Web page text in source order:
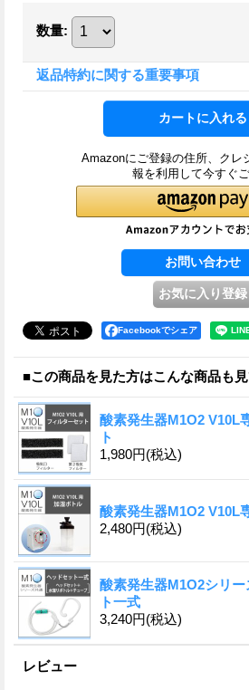
数量:
返品特約に関する重要事項
Amazonにご登録の住所、クレ
報を利用して今すぐ
Facebookでシェア
■この商品を見た方はこんな商品も
酸素発生器M1O2 V10L
ト
1,980円(税込)
酸素発生器M1O2 V10L
2,480円(税込)
酸素発生器M1O2シリ
ト一式
3,240円(税込)
レビュー